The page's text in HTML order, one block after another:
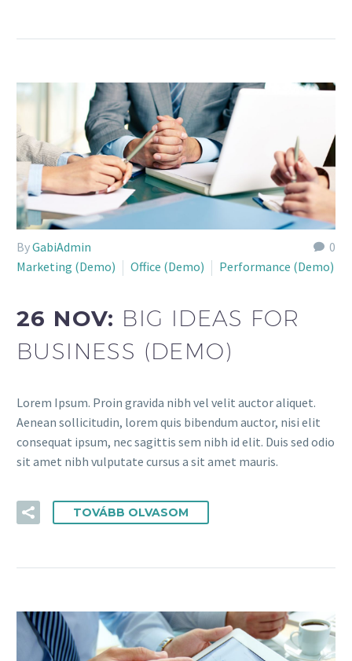
0
ByGabiAdmin
Marketing (Demo)
Office (Demo) Performance (Demo)
26 NOV: BIG IDEAS FOR
BUSINESS (DEMO)
Lorem Ipsum. Proin gravida nibh vel velit auctor aliquet.
Aenean sollicitudin, lorem quis bibendum auctor, nisi elit
consequat ipsum, nec sagittis sem nibh id elit. Duis sed odio
sit amet nibh vulputate cursus a sit amet mauris.
TOVÁBB OLVASOM